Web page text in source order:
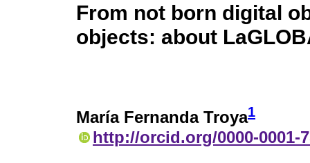
From not born digital
objects: about
María Fernanda Troya1
http://orcid.org/0000-0001-